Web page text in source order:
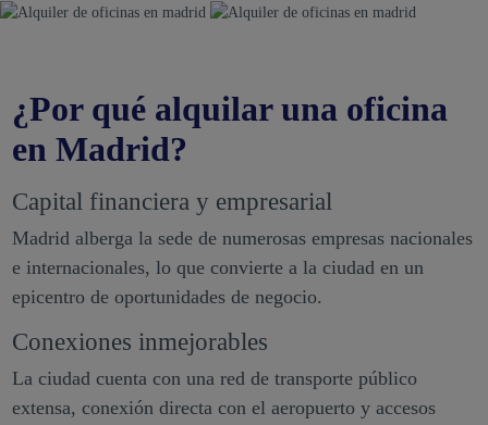
¿Por qué alquilar una oficina
en Madrid?
Capital financiera y empresarial
Madrid alberga la sede de numerosas empresas nacionales
e internacionales, lo que convierte a la ciudad en un
epicentro de oportunidades de negocio.
Conexiones inmejorables
La ciudad cuenta con una red de transporte público
extensa, conexión directa con el aeropuerto y accesos